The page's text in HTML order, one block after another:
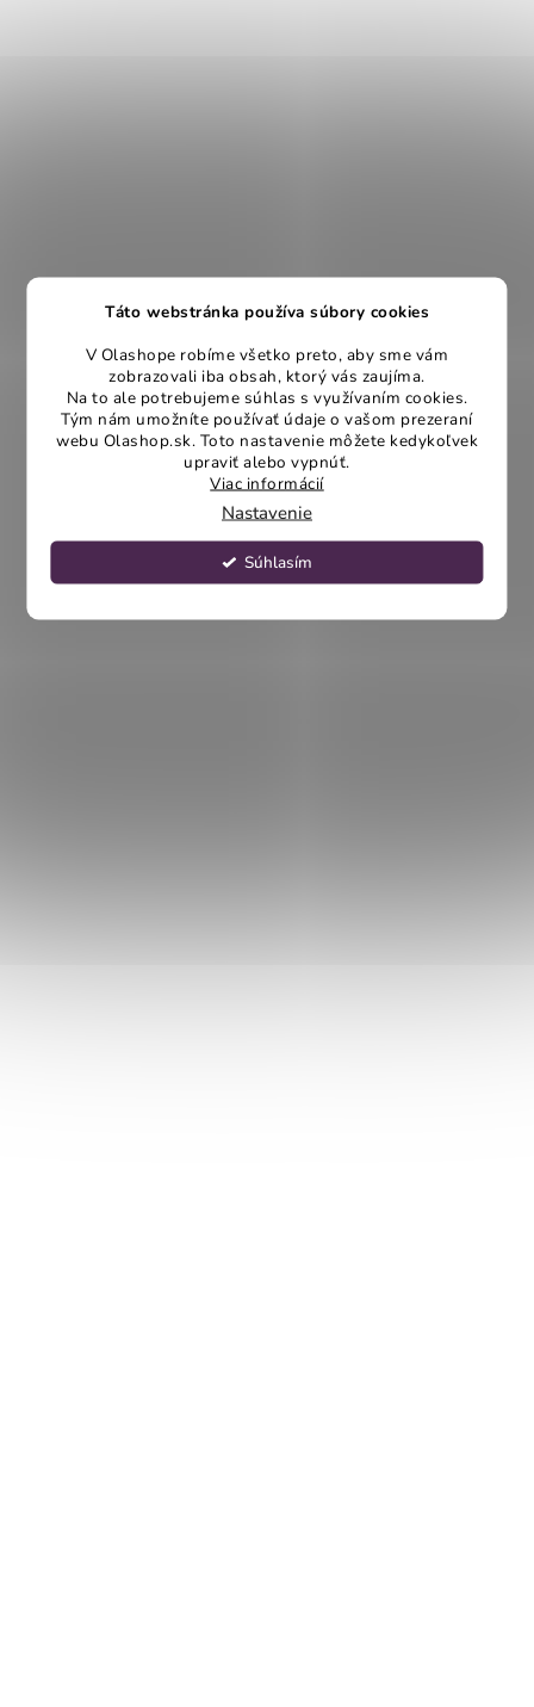
Táto webstránka používa súbory cookies
V Olashope robíme všetko preto, aby sme vám
zobrazovali iba obsah, ktorý vás zaujíma.
Na to ale potrebujeme súhlas s využívaním cookies.
Tým nám umožníte používať údaje o vašom prezeraní
webu Olashop.sk. Toto nastavenie môžete kedykoľvek
upraviť alebo vypnúť.
Viac informácií
Nastavenie
Súhlasím